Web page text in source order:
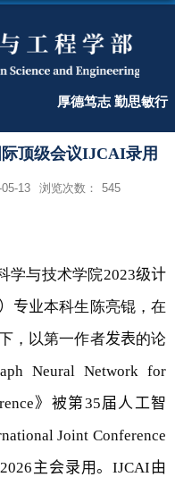
厚德笃志 勤思敏行
顶级会议IJCAI录用
13 浏览次数： 545
学与技术学院2023级计
专业本科生陈亮锟，在
，以第一作者发表的论
Neural Network for
》被第35届人工智
Joint Conference
主会录用。IJCAI 由